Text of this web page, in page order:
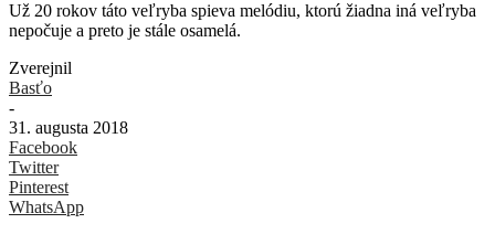
Už 20 rokov táto veľryba spieva melódiu, ktorú žiadna iná veľryba
nepočuje a preto je stále osamelá.
Zverejnil
Basťo
-
31. augusta 2018
Facebook
Twitter
Pinterest
WhatsApp